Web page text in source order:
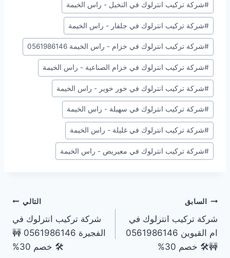
#شركة تركيب انترلوك في النخيل - راس الخيمة
#شركة تركيب انترلوك في جلفار - راس الخيمة
#شركة تركيب انترلوك في خزام - راس الخيمة 0561986146
#شركة تركيب انترلوك في خزام الصناعية - راس الخيمة
#شركة تركيب انترلوك في خور خوير - راس الخيمة
#شركة تركيب انترلوك في سهيلة - راس الخيمة
#شركة تركيب انترلوك في غليلة - راس الخيمة
#شركة تركيب انترلوك في معيريض - راس الخيمة
تصفّح
المقالات
السابق
شركة تركيب انترلوك في
ام القيوين 0561986146
🚧🛠️ خصم 30%
التالي
شركة تركيب انترلوك في
الفجيرة 0561986146 🚧
🛠️ خصم 30%